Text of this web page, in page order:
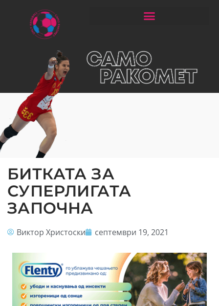
БИТКАТА ЗА
СУПЕРЛИГАТА
ЗАПОЧНА
Виктор Христоски септември 19, 2021